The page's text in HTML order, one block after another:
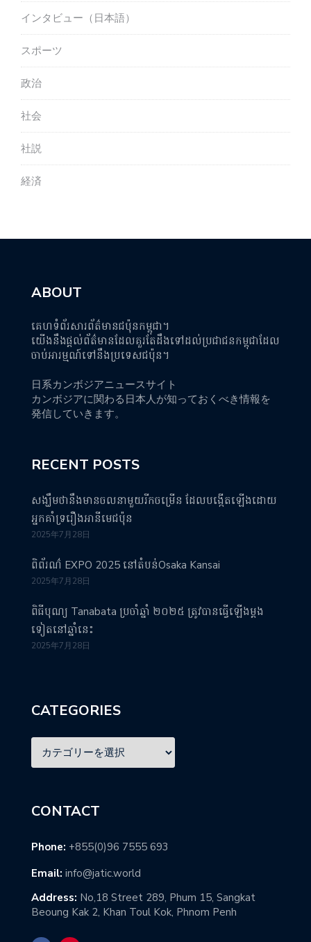
インタビュー（日本語）
スポーツ
政治
社会
社説
経済
ABOUT
គេហទំព័រសារព័ត៌មានជប៉ុនកម្ពុជា។
យើងនឹងផ្តល់ព័ត៌មានដែលគួរតែដឹងទៅដល់ប្រជាជនកម្ពុជាដែល
ចាប់អារម្មណ៍ទៅនឹងប្រទេសជប៉ុន។
日系カンボジアニュースサイト
カンボジアに関わる日本人が知っておくべき情報を
発信していきます。
RECENT POSTS
សង្ឃឹមថានឹងមានចលនាមួយរីកចម្រើន ដែលបង្កើតឡើងដោយ
អ្នកគាំទ្ររឿងអានីមេជប៉ុន
2025年7月28日
ពិព័រណ៌ EXPO 2025 នៅតំបន់Osaka Kansai
2025年7月28日
ពិធីបុណ្យ Tanabata ប្រចាំឆ្នាំ ២០២៥ ត្រូវបានធ្វើឡើងម្តង
ទៀតនៅឆ្នាំនេះ
2025年7月28日
CATEGORIES
CONTACT
Phone: +855(0)96 7555 693
Email: info@jatic.world
Address: No,18 Street 289, Phum 15, Sangkat
Beoung Kak 2, Khan Toul Kok, Phnom Penh